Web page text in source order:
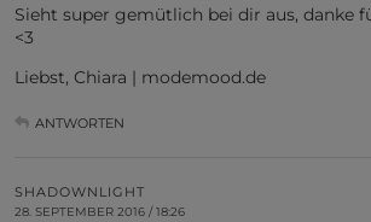
Sieht super gemütlich bei dir aus, danke
<3
Liebst, Chiara | modemood.de
ANTWORTEN
SHADOWNLIGHT
28. SEPTEMBER 2016 / 18:26